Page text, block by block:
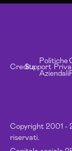
Copyright 2001 -
riservati.
CreditsSupport
Politiche
Aziendali